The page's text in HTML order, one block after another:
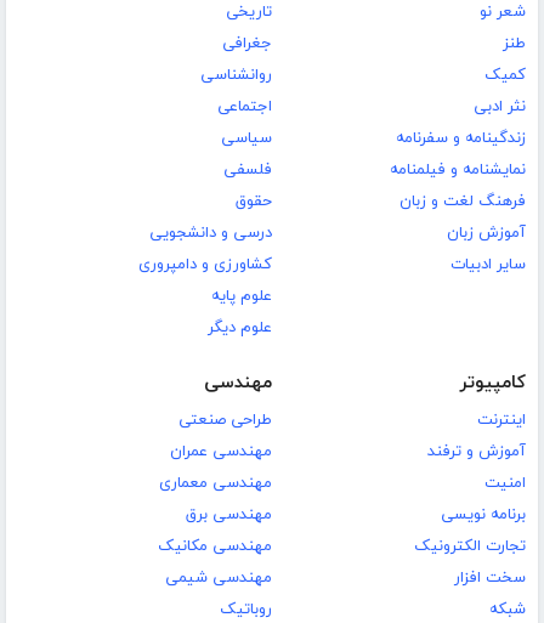
شعر نو
طنز
کمیک
نثر ادبی
زندگینامه و سفرنامه
نمایشنامه و فیلمنامه
فرهنگ لغت و زبان
آموزش زبان
سایر ادبیات
تاریخی
جغرافی
روانشناسی
اجتماعی
سیاسی
فلسفی
حقوق
درسی و دانشجویی
کشاورزی و دامپروری
علوم پایه
علوم دیگر
کامپیوتر
اینترنت
آموزش و ترفند
امنیت
برنامه نویسی
تجارت الکترونیک
سخت افزار
شبکه
مهندسی
طراحی صنعتی
مهندسی عمران
مهندسی معماری
مهندسی برق
مهندسی مکانیک
مهندسی شیمی
روباتیک